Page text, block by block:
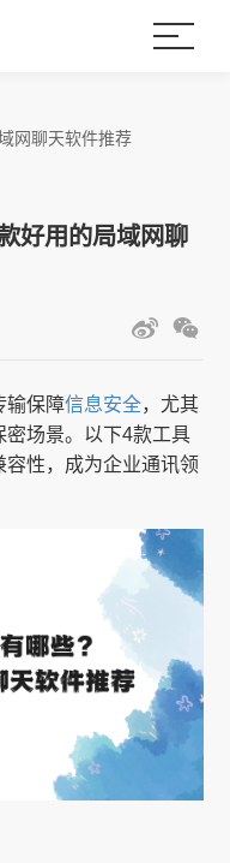
网聊天软件推荐
好用的局域网聊
输保障信息安全，尤其
密场景。以下4款工具
性，成为企业通讯领